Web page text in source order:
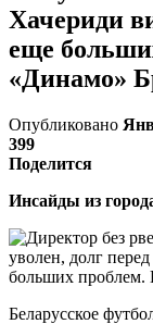
Хачериди
еще
«Динамо»
Опубликовано
399
Поделится
Инсайды из
Беларусское